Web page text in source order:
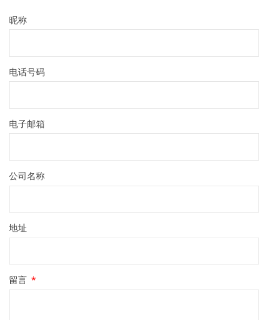
昵称
电话号码
电子邮箱
公司名称
地址
留言 *